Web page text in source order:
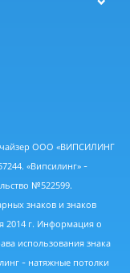
ООО «ВИПСИЛИНГ
«Випсилинг» -
№522599.
знаков и знаков
2014 г. Информация о
использования знака
- натяжные потолки